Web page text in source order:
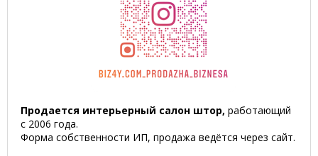
Продается интерьерный салон штор, работающий
с 2006 года.
Форма собственности ИП, продажа ведётся через сайт.